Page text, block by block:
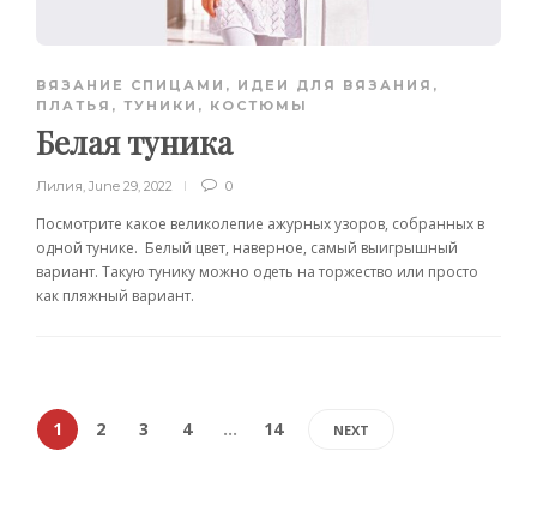
ВЯЗАНИЕ СПИЦАМИ , ИДЕИ ДЛЯ ВЯЗАНИЯ ,
ПЛАТЬЯ, ТУНИКИ, КОСТЮМЫ
Белая туника
Лилия June 29, 2022 0
Посмотрите какое великолепие ажурных узоров, собранных в
одной тунике. Белый цвет, наверное, самый выигрышный
вариант. Такую тунику можно одеть на торжество или просто
как пляжный вариант.
1 2 3 4 … 14 NEXT